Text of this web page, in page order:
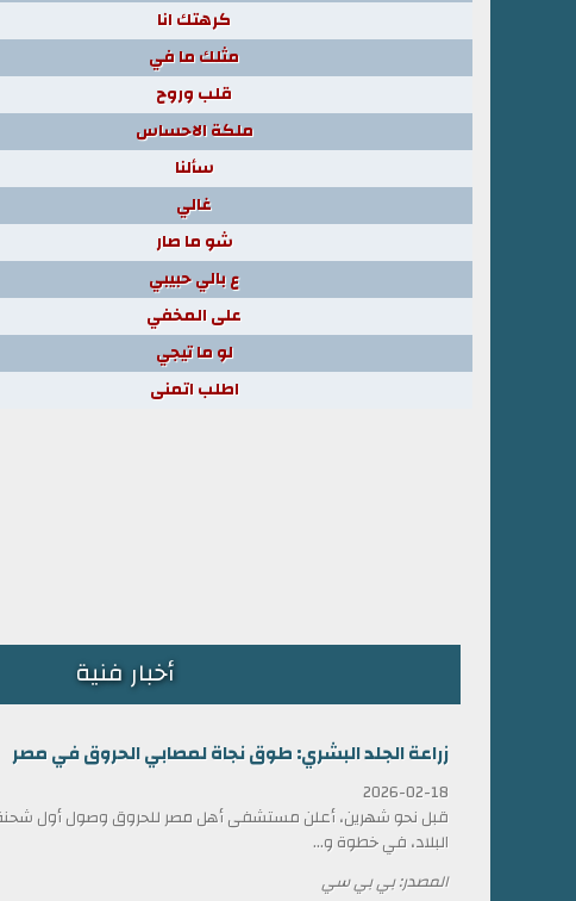
كرهتك انا
مثلك ما في
قلب وروح
ملكة الاحساس
سألنا
غالي
شو ما صار
ع بالي حبيبي
على المخفي
لو ما تيجي
اطلب اتمنى
أخبار فنية
زراعة الجلد البشري: طوق نجاة لمصابي الحروق في مصر
2026-02-18
قبل نحو شهرين، أعلن مستشفى أهل مصر للحروق وصول أول شحنة
البلاد، في خطوة و...
المصدر: بي بي سي